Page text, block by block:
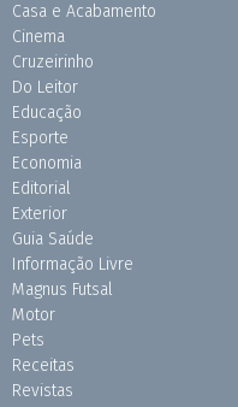
Casa e Acabamento
Cinema
Cruzeirinho
Do Leitor
Educação
Esporte
Economia
Editorial
Exterior
Guia Saúde
Informação Livre
Magnus Futsal
Motor
Pets
Receitas
Revistas